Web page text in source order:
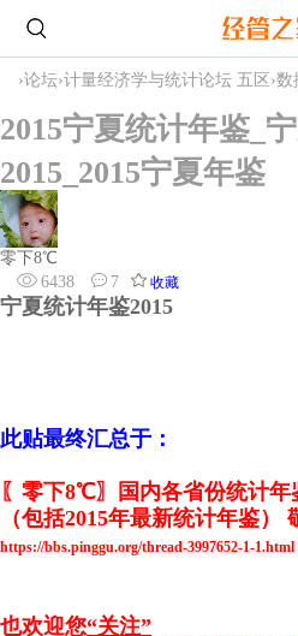
›论坛›计量经济学与统计论坛 五区 ›数
2015宁夏统计年鉴_
2015_2015宁夏年鉴
零下8℃
6438
7 收藏
宁夏统计年鉴2015
此贴最终汇总于：
〖零下8℃〗国内各省份统计年
（包括2015年最新统计年鉴）
https://bbs.pinggu.org/thread-3997652-1-1.html
也欢迎您“关注”